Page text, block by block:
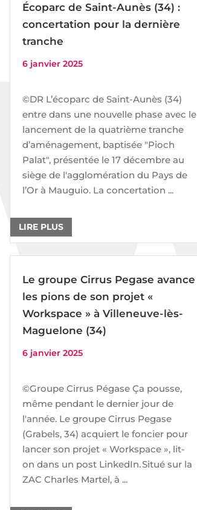
Écoparc de Saint-Aunès (34) :
concertation pour la dernière
tranche
6 janvier 2025
©DR L’écoparc de Saint-Aunès (34)
entre dans une nouvelle phase avec le
lancement de la quatrième tranche
d’aménagement, baptisée "Pioch
Palat", présentée le 17 décembre au
siège de l'agglomération du Pays de
l’Or à Mauguio. La concertation ...
LIRE PLUS
Le groupe Cirrus Pegase avance
les pions de son projet «
Workspace » à Villeneuve-lès-
Maguelone (34)
6 janvier 2025
©Groupe Cirrus Pégase Ça pousse,
même pendant le dernier jour de
l'année. Le groupe Cirrus Pegase
(Grabels, 34) acquiert le foncier pour
lancer son projet « Workspace », lit-
on dans un post LinkedIn. Situé sur la
ZAC Charles Martel, à ...